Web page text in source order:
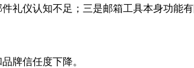
礼仪认知不足；三是邮箱工具本身功能有
牌信任度下降。